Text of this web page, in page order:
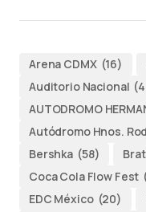
Arena CDMX (16)
Auditorio Nacional
AUTODROMO
Autódromo Hnos.
Bershka (58)
Coca Cola Flow Fest
EDC México (20)